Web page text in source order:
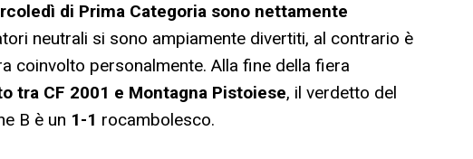
di Prima Categoria sono nettamente
neutrali si sono ampiamente divertiti, al contrario è
coinvolto personalmente. Alla fine della fiera
tra CF 2001 e Montagna Pistoiese, il verdetto del
B è un 1-1 rocambolesco.